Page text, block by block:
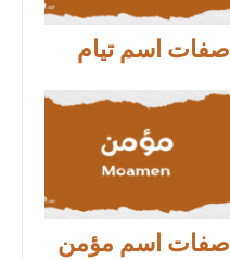
صفات اسم تيام
صفات اسم مؤمن